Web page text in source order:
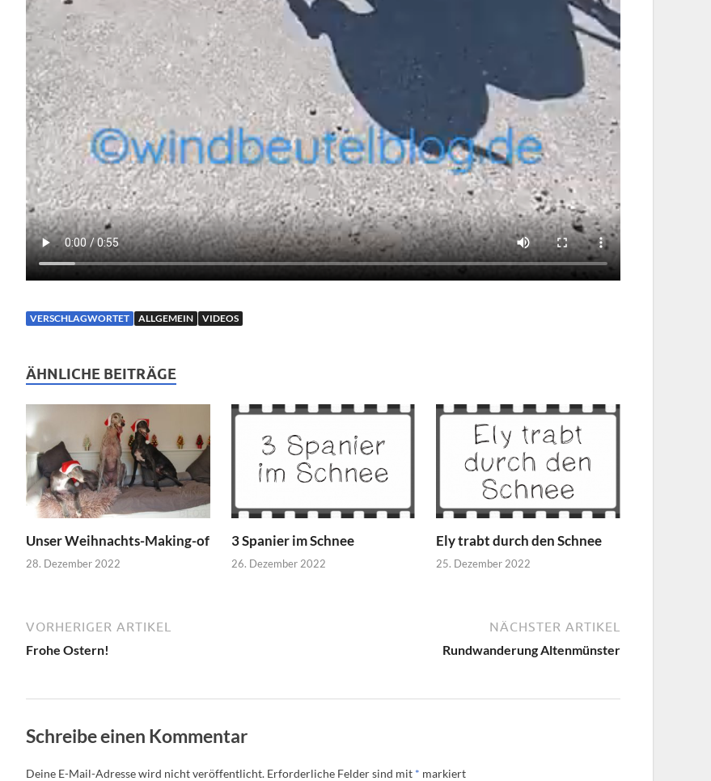
VERSCHLAGWORTET ALLGEMEIN VIDEOS
ÄHNLICHE BEITRÄGE
Unser Weihnachts-Making-of
28. Dezember 2022
3 Spanier im Schnee
26. Dezember 2022
Ely trabt durch den Schnee
25. Dezember 2022
VORHERIGER ARTIKEL
Frohe Ostern!
NÄCHSTER ARTIKEL
Rundwanderung Altenmünster
Schreibe einen Kommentar
Deine E-Mail-Adresse wird nicht veröffentlicht. Erforderliche Felder sind mit * markiert